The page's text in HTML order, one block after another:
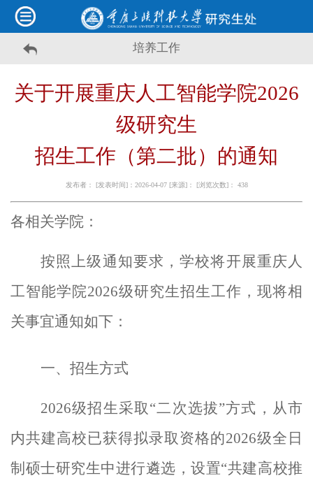
培养工作
关于开展重庆人工智能学院2026
级研究生
招生工作（第二批）的通知
发布者： [发表时间]：2026-04-07 [来源]： [浏览次数]： 438
各相关学院：
按照上级通知要求，学校将开展重庆人
工智能学院2026级研究生招生工作，现将相
关事宜通知如下：
一、招生方式
2026级招生采取“二次选拔”方式，从市
内共建高校已获得拟录取资格的2026级全日
制硕士研究生中进行遴选，设置“共建高校推